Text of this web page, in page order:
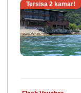
Tersisa 2 kamar!